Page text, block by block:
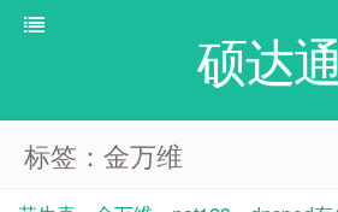
硕达通
标签：金万维